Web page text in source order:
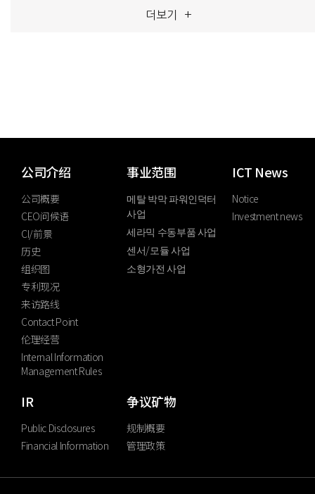
더보기 +
公司介绍
公司概要
CEO问候语
CI/前景
历史
组织图
专利现况
来访路线
Contact Point
伦理经营
Internal Information
Management Rules
事业范围
메탈 박막 파워인덕터
사업
세라믹 수동부품 사업
센서/모듈 사업
소형가전 사업
ICT News
Notice
Investment news
IR
Public Disclosures
Financial Information
争议矿物
规制概要
管理政策